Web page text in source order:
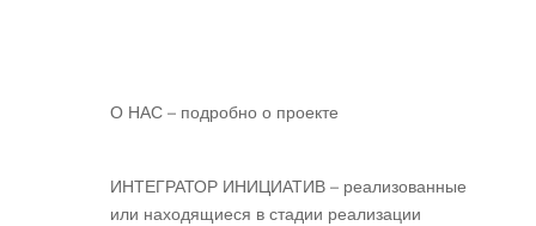
О НАС – подробно о проекте
ИНТЕГРАТОР ИНИЦИАТИВ – реализованные
или находящиеся в стадии реализации